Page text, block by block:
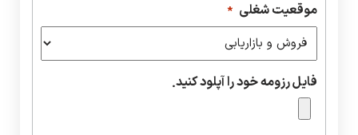
موقعیت شغلی *
فایل رزومه خود را آپلود کنید.